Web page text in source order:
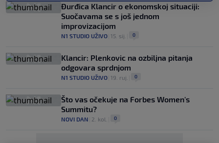
Đurđica Klancir o ekonomskoj situaciji:
Suočavama se s još jednom
improvizacijom
N1 STUDIO UŽIVO 15. sij. 0
Klancir: Plenkovic na ozbiljna pitanja
odgovara sprdnjom
N1 STUDIO UŽIVO 19. ruj. 0
Što vas očekuje na Forbes Women's
Summitu?
NOVI DAN 2. kol. 0